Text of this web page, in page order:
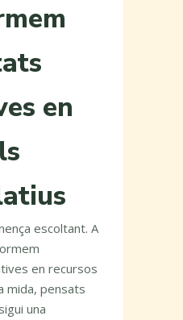
en
escoltant. A
en recursos
mida, pensats
una